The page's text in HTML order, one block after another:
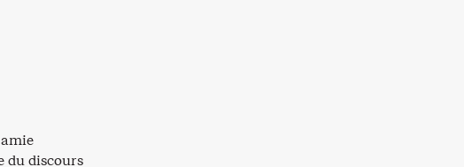
du discours